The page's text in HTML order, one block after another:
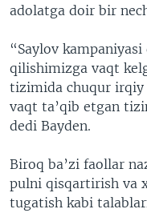
adolatga doir bir
“Saylov
qilishimizga vaqt
tizimida chuqur
vaqt ta’qib etgan
dedi Bayden.
Biroq ba’zi faollar
pulni qisqartirish va
tugatish kabi